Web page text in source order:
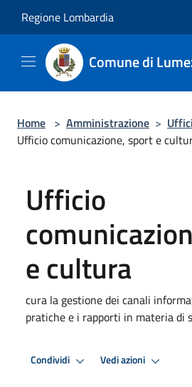
Regione Lombardia
Comune di
Home > Amministrazione > Uffici
Ufficio comunicazione, sport e
Ufficio
e cultura
cura la gestione dei canali
pratiche e i rapporti in materia di
Condividi Vedi azioni